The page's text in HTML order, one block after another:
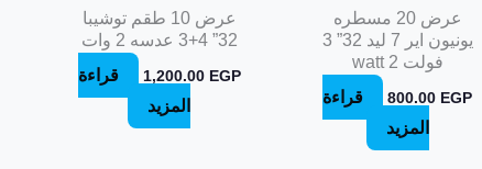
عرض 20 مسطره
يونيون اير 7 ليد 32” 3
فولت 2 watt
800.00 EGP
قراءة
المزيد
عرض 10 طقم توشيبا
32” 4+3 عدسه 2 وات
1,200.00 EGP
قراءة
المزيد